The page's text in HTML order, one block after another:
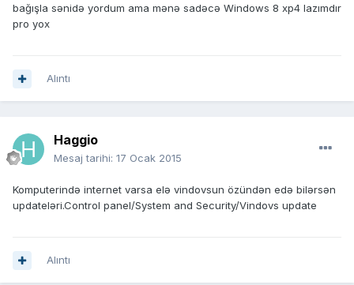
bağışla sənidə yordum ama mənə sadəcə Windows 8 xp4 lazımdır
pro yox
Alıntı
Haggio
Mesaj tarihi: 17 Ocak 2015
Komputerində internet varsa elə vindovsun özündən edə bilərsən
updateləri.Control panel/System and Security/Vindovs update
Alıntı